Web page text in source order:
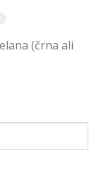
(črna ali